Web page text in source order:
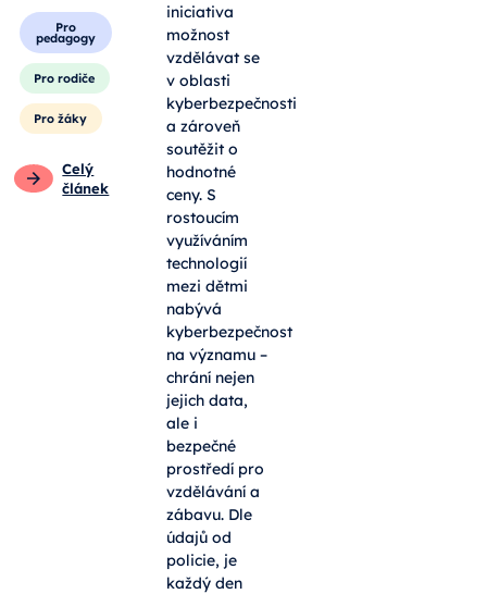
Pro
pedagogy
Pro rodiče
Pro žáky
Celý
článek
iniciativa
možnost
vzdělávat se
v oblasti
kyberbezpečnosti
a zároveň
soutěžit o
hodnotné
ceny. S
rostoucím
využíváním
technologií
mezi dětmi
nabývá
kyberbezpečnost
na významu –
chrání nejen
jejich data,
ale i
bezpečné
prostředí pro
vzdělávání a
zábavu. Dle
údajů od
policie, je
každý den